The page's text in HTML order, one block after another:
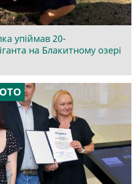
упіймав 20-
на Блакитному озері